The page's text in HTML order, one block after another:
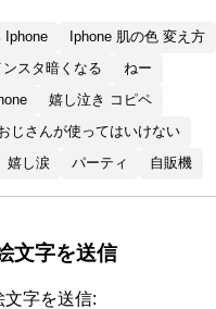
おやすみ Iphone
Iphone 肌の色 変え方
ンスタ暗くなる
ねー
ぽい Iphone
嬉し泣き コピペ
じさんが使ってはいけない
嬉し涙 パーティ 自販機
文字を送信
字を送信: